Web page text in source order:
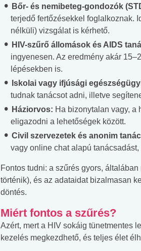
Bőr- és nemibeteg-gondozók
terjedő fertőzésekkel foglalkoznak.
nélküli) vizsgálat is kérhető.
HIV-szűrő állomások és AIDS
ingyenesen. Az eredmény akár
lépésekben is.
Iskolai vagy ifjúsági
tudnak tanácsot adni, illetve
Háziorvos: Ha bizonytalan vagy, a
eligazodni a lehetőségek között.
Civil szervezetek és anonim
vagy online chat alapú
Fontos tudni: a szűrés gyors,
történik), és az adataidat bizalmasan
döntés.
Miért fontos a szűrés?
Azért, mert a HIV sokáig tünetmentes
kezelés megkezdhető, és teljes élet
#Zöldövezet
Mekkora az ökológiai
lábnyomod?
#Betegségek
Elsősegély
tudásteszt